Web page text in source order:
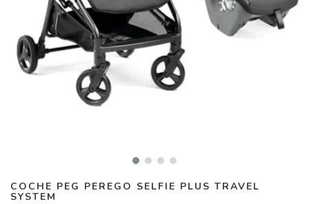
COCHE PEG PEREGO SELFIE PLUS TRAVEL
SYSTEM